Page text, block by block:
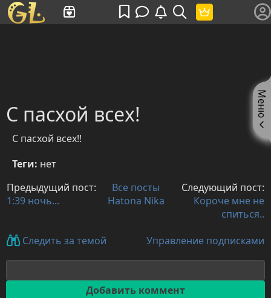
С пасхой всех!
С пасхой всех!!
Теги: нет
Предыдущий пост:
1:39 ночь...
Все посты
Hatona Nika
Следующий пост:
Короче мне не
спиться..
Следить за темой Управление подписками
Меню